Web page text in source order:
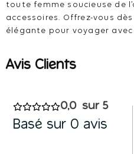
toute femme soucieuse de
accessoires. Offrez-vous
élégante pour voyager
0,0
Basé sur 0 avis